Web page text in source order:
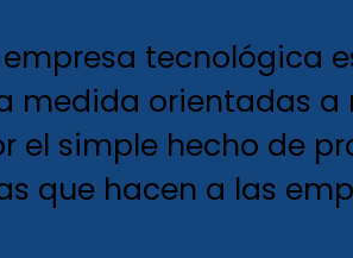
tecnológica
medida orientadas a
el simple hecho de
que hacen a las